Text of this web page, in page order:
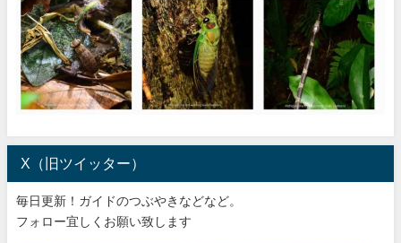
X（旧ツイッター）
毎日更新！ガイドのつぶやきなどなど。
フォロー宜しくお願い致します